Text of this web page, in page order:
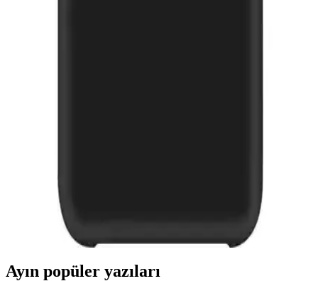
Samsung Galaxy M31 için tasarlanmış şık ve dayanıklı kılıf ile
ekran koruyucu setinin özellikleri, kullanım avantajları ve kullanıcı
deneyimleri detaylı şekilde inceleniyor.
Ayın popüler yazıları